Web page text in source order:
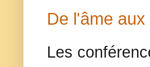
De l'âme
Les